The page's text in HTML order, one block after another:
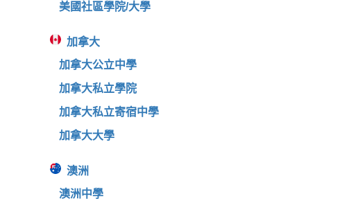
美國社區學院/大學
加拿大
加拿大公立中學
加拿大私立學院
加拿大私立寄宿中學
加拿大大學
澳洲
澳洲中學